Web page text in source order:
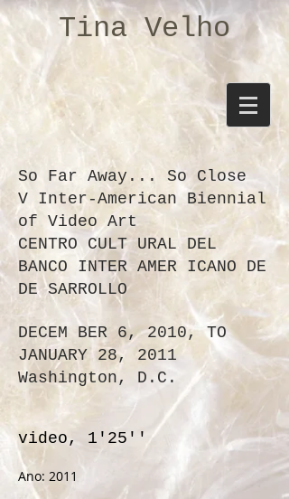
Tina Velho
So Far Away... So Close
V Inter-American Biennial
of Video Art
CENTRO CULT URAL DEL
BANCO INTER AMER ICANO DE
DE SARROLLO
DECEM BER 6, 2010, TO
JANUARY 28, 2011
Washington, D.C.
video, 1'25''
Ano: 2011